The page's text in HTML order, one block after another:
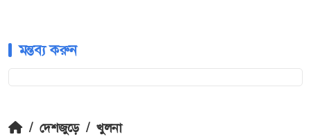
মন্তব্য করুন
/ দেশজুড়ে / খুলনা